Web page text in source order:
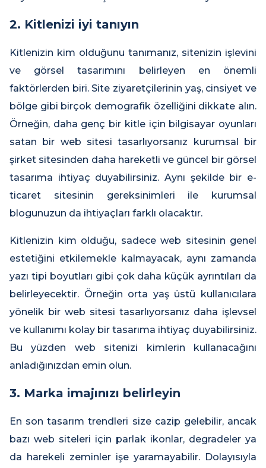
2. Kitlenizi iyi tanıyın
Kitlenizin kim olduğunu tanımanız, sitenizin işlevini
ve görsel tasarımını belirleyen en önemli
faktörlerden biri. Site ziyaretçilerinin yaş, cinsiyet ve
bölge gibi birçok demografik özelliğini dikkate alın.
Örneğin, daha genç bir kitle için bilgisayar oyunları
satan bir web sitesi tasarlıyorsanız kurumsal bir
şirket sitesinden daha hareketli ve güncel bir görsel
tasarıma ihtiyaç duyabilirsiniz. Aynı şekilde bir e-
ticaret sitesinin gereksinimleri ile kurumsal
blogunuzun da ihtiyaçları farklı olacaktır.
Kitlenizin kim olduğu, sadece web sitesinin genel
estetiğini etkilemekle kalmayacak, aynı zamanda
yazı tipi boyutları gibi çok daha küçük ayrıntıları da
belirleyecektir. Örneğin orta yaş üstü kullanıcılara
yönelik bir web sitesi tasarlıyorsanız daha işlevsel
ve kullanımı kolay bir tasarıma ihtiyaç duyabilirsiniz.
Bu yüzden web sitenizi kimlerin kullanacağını
anladığınızdan emin olun.
3. Marka imajınızı belirleyin
En son tasarım trendleri size cazip gelebilir, ancak
bazı web siteleri için parlak ikonlar, degradeler ya
da harekeli zeminler işe yaramayabilir. Dolayısıyla